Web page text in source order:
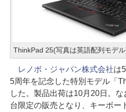
ThinkPad 25(写真は英語配列モデ
レノボ・ジャパン株式会社は
5周年を記念した特別モデル「
した。製品出荷は10月20日。
台限定の販売となり、キーボー